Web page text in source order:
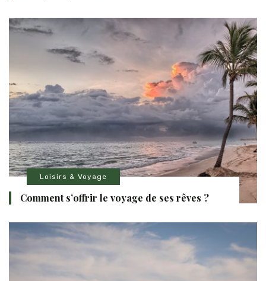
Loisirs & Voyage
Comment s’offrir le voyage de ses rêves ?